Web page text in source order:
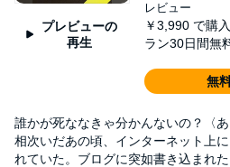
プレビューの
再生
レビュー
￥3,990 で購
ラン30日間無
無
誰かが死ななきゃ分かんないの？〈
相次いだあの頃、インターネット上
れていた。ブログに突如書き込まれた